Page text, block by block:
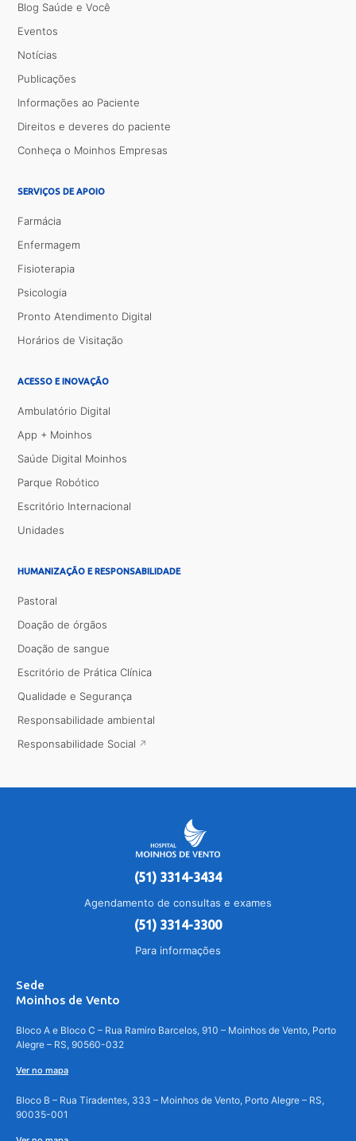
Blog Saúde e Você
Eventos
Notícias
Publicações
Informações ao Paciente
Direitos e deveres do paciente
Conheça o Moinhos Empresas
SERVIÇOS DE APOIO
Farmácia
Enfermagem
Fisioterapia
Psicologia
Pronto Atendimento Digital
Horários de Visitação
ACESSO E INOVAÇÃO
Ambulatório Digital
App + Moinhos
Saúde Digital Moinhos
Parque Robótico
Escritório Internacional
Unidades
HUMANIZAÇÃO E RESPONSABILIDADE
Pastoral
Doação de órgãos
Doação de sangue
Escritório de Prática Clínica
Qualidade e Segurança
Responsabilidade ambiental
Responsabilidade Social
(51) 3314-3434
Agendamento de consultas e exames
(51) 3314-3300
Para informações
Sede
Moinhos de Vento
Bloco A e Bloco C – Rua Ramiro Barcelos, 910 – Moinhos de Vento, Porto
Alegre – RS, 90560-032
Ver no mapa
Bloco B – Rua Tiradentes, 333 – Moinhos de Vento, Porto Alegre – RS,
90035-001